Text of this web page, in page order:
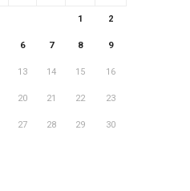
1 2
6 7 8 9
13 14 15 16
20 21 22 23
27 28 29 30